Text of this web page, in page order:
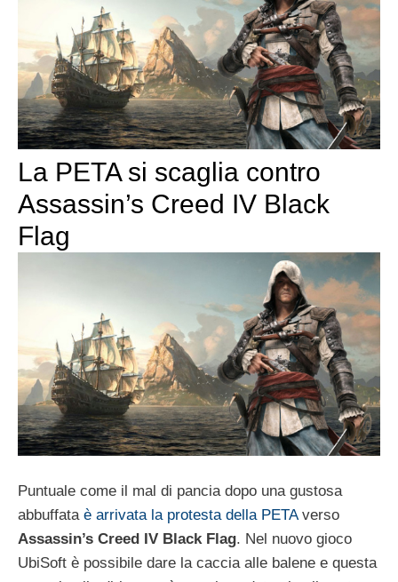
La PETA si scaglia contro
Assassin’s Creed IV Black
Flag
Puntuale come il mal di pancia dopo una gustosa
abbuffata è arrivata la protesta della PETAverso
Assassin’s Creed IV Black Flag. Nel nuovo gioco
UbiSoft è possibile dare la caccia alle balene e questa